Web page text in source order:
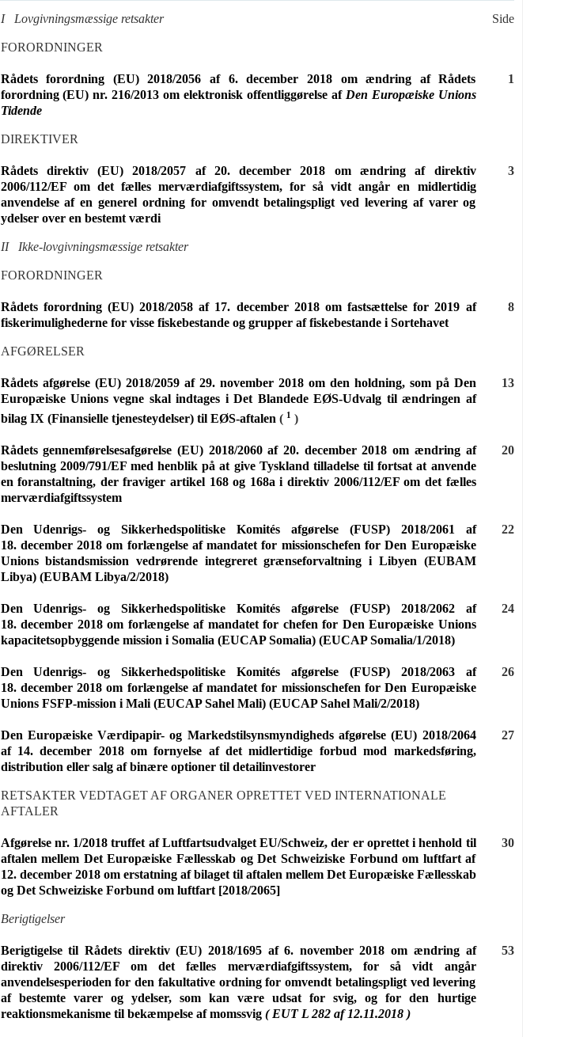
I Lovgivningsmæssige retsakter Side
FORORDNINGER
Rådets forordning (EU) 2018/2056 af 6. december 2018 om ændring af Rådets
forordning (EU) nr. 216/2013 om elektronisk offentliggørelse af Den Europæiske Unions
Tidende
1
DIREKTIVER
Rådets direktiv (EU) 2018/2057 af 20. december 2018 om ændring af direktiv
2006/112/EF om det fælles merværdiafgiftssystem, for så vidt angår en midlertidig
anvendelse af en generel ordning for omvendt betalingspligt ved levering af varer og
ydelser over en bestemt værdi
3
II Ikke-lovgivningsmæssige retsakter
FORORDNINGER
Rådets forordning (EU) 2018/2058 af 17. december 2018 om fastsættelse for 2019 af
fiskerimulighederne for visse fiskebestande og grupper af fiskebestande i Sortehavet
8
AFGØRELSER
Rådets afgørelse (EU) 2018/2059 af 29. november 2018 om den holdning, som på Den
Europæiske Unions vegne skal indtages i Det Blandede EØS-Udvalg til ændringen af
bilag IX (Finansielle tjenesteydelser) til EØS-aftalen ( 1 )
13
Rådets gennemførelsesafgørelse (EU) 2018/2060 af 20. december 2018 om ændring af
beslutning 2009/791/EF med henblik på at give Tyskland tilladelse til fortsat at anvende
en foranstaltning, der fraviger artikel 168 og 168a i direktiv 2006/112/EF om det fælles
merværdiafgiftssystem
20
Den Udenrigs- og Sikkerhedspolitiske Komités afgørelse (FUSP) 2018/2061 af
18. december 2018 om forlængelse af mandatet for missionschefen for Den Europæiske
Unions bistandsmission vedrørende integreret grænseforvaltning i Libyen (EUBAM
Libya) (EUBAM Libya/2/2018)
22
Den Udenrigs- og Sikkerhedspolitiske Komités afgørelse (FUSP) 2018/2062 af
18. december 2018 om forlængelse af mandatet for chefen for Den Europæiske Unions
kapacitetsopbyggende mission i Somalia (EUCAP Somalia) (EUCAP Somalia/1/2018)
24
Den Udenrigs- og Sikkerhedspolitiske Komités afgørelse (FUSP) 2018/2063 af
18. december 2018 om forlængelse af mandatet for missionschefen for Den Europæiske
Unions FSFP-mission i Mali (EUCAP Sahel Mali) (EUCAP Sahel Mali/2/2018)
26
Den Europæiske Værdipapir- og Markedstilsynsmyndigheds afgørelse (EU) 2018/2064
af 14. december 2018 om fornyelse af det midlertidige forbud mod markedsføring,
distribution eller salg af binære optioner til detailinvestorer
27
RETSAKTER VEDTAGET AF ORGANER OPRETTET VED INTERNATIONALE
AFTALER
Afgørelse nr. 1/2018 truffet af Luftfartsudvalget EU/Schweiz, der er oprettet i henhold til
aftalen mellem Det Europæiske Fællesskab og Det Schweiziske Forbund om luftfart af
12. december 2018 om erstatning af bilaget til aftalen mellem Det Europæiske Fællesskab
og Det Schweiziske Forbund om luftfart [2018/2065]
30
Berigtigelser
Berigtigelse til Rådets direktiv (EU) 2018/1695 af 6. november 2018 om ændring af
direktiv 2006/112/EF om det fælles merværdiafgiftssystem, for så vidt angår
anvendelsesperioden for den fakultative ordning for omvendt betalingspligt ved levering
af bestemte varer og ydelser, som kan være udsat for svig, og for den hurtige
reaktionsmekanisme til bekæmpelse af momssvig ( EUT L 282 af 12.11.2018 )
53